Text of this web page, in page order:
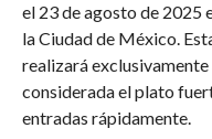
el 23 de agosto de 2025
la Ciudad de México.
realizará exclusivamente
considerada el plato
entradas rápidamente.